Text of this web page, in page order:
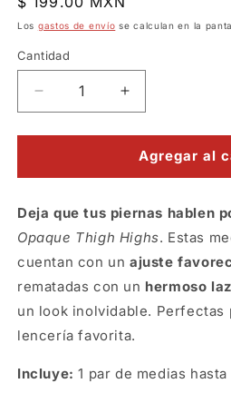
habitual
Los gastos de envío se calculan en la
Cantidad
Reducir
cantidad
para
lisas
con
moño
negro
Aumentar
cantidad
para
Medias
lisas
con
moño
negro
Agregar al
Deja que tus piernas hablen
Opaque Thigh Highs. Estas
cuentan con un ajuste
rematadas con un hermoso
un look inolvidable. Perfectas
lencería favorita.
Incluye: 1 par de medias